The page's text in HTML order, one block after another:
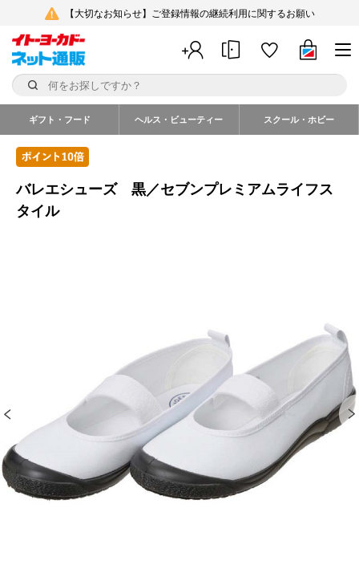
【大切なお知らせ】ご登録情報の継続利用に関するお願い
ギフト・フード ヘルス・ビューティー スクール・ホビー
バレエシューズ 黒／セブンプレミアムライフス
タイル